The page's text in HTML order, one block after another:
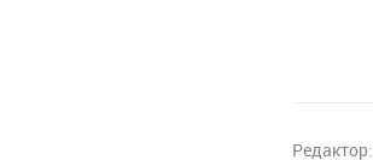
Редактор: